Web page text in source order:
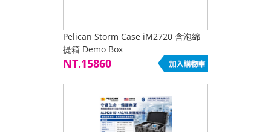
Pelican Storm Case iM2720 含泡綿
提箱 Demo Box
NT.15860